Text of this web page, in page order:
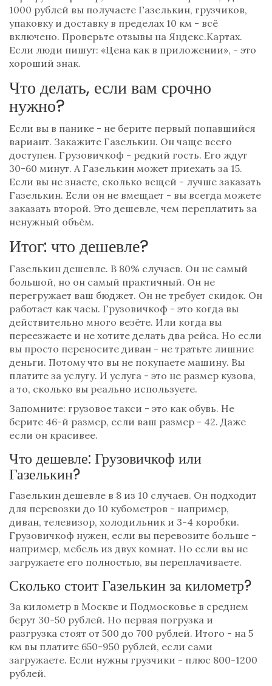
1000 рублей вы получаете Газелькин, грузчиков,
упаковку и доставку в пределах 10 км - всё
включено. Проверьте отзывы на Яндекс.Картах.
Если люди пишут: «Цена как в приложении», - это
хороший знак.
Что делать, если вам срочно
нужно?
Если вы в панике - не берите первый попавшийся
вариант. Закажите Газелькин. Он чаще всего
доступен. Грузовичкоф - редкий гость. Его ждут
30-60 минут. А Газелькин может приехать за 15.
Если вы не знаете, сколько вещей - лучше заказать
Газелькин. Если он не вмещает - вы всегда можете
заказать второй. Это дешевле, чем переплатить за
ненужный объём.
Итог: что дешевле?
Газелькин дешевле. В 80% случаев. Он не самый
большой, но он самый практичный. Он не
перегружает ваш бюджет. Он не требует скидок. Он
работает как часы. Грузовичкоф - это когда вы
действительно много везёте. Или когда вы
переезжаете и не хотите делать два рейса. Но если
вы просто переносите диван - не тратьте лишние
деньги. Потому что вы не покупаете машину. Вы
платите за услугу. И услуга - это не размер кузова,
а то, сколько вы реально используете.
Запомните: грузовое такси - это как обувь. Не
берите 46-й размер, если ваш размер - 42. Даже
если он красивее.
Что дешевле: Грузовичкоф или
Газелькин?
Газелькин дешевле в 8 из 10 случаев. Он подходит
для перевозки до 10 кубометров - например,
диван, телевизор, холодильник и 3-4 коробки.
Грузовичкоф нужен, если вы перевозите больше -
например, мебель из двух комнат. Но если вы не
загружаете его полностью, вы переплачиваете.
Сколько стоит Газелькин за километр?
За километр в Москве и Подмосковье в среднем
берут 30-50 рублей. Но первая погрузка и
разгрузка стоят от 500 до 700 рублей. Итого - на 5
км вы платите 650-950 рублей, если сами
загружаете. Если нужны грузчики - плюс 800-1200
рублей.